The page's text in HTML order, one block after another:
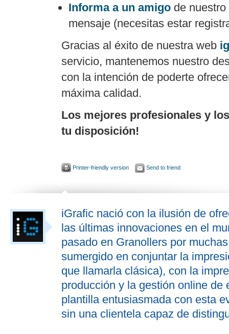
Informa a un amigo de
mensaje (necesitas estar
Gracias al éxito de nuestra web
servicio, mantenemos nuestro
con la intención de poderte
máxima calidad.
Los mejores profesionales y
tu disposición!
Printer-friendly version Send to friend
iGrafic nació con la ilusión de
las últimas innovaciones en el
pasado en Granollers por
sumergido en conjuntar la
que llamarla clásica), con la
producción y la gestión online de
plantilla entusiasmada con esta
sin una clientela capaz de